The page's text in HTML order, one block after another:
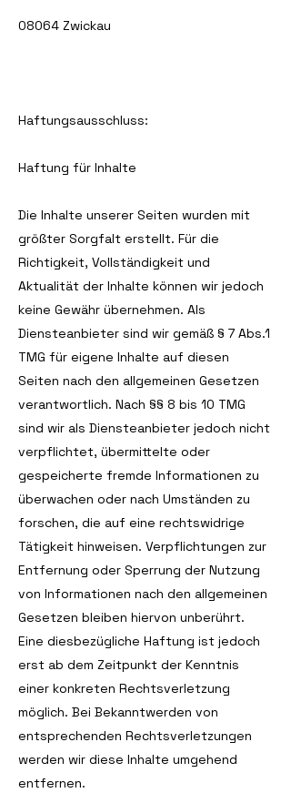
08064 Zwickau
Haftungsausschluss:
Haftung für Inhalte
Die Inhalte unserer Seiten wurden mit
größter Sorgfalt erstellt. Für die
Richtigkeit, Vollständigkeit und
Aktualität der Inhalte können wir jedoch
keine Gewähr übernehmen. Als
Diensteanbieter sind wir gemäß § 7 Abs.1
TMG für eigene Inhalte auf diesen
Seiten nach den allgemeinen Gesetzen
verantwortlich. Nach §§ 8 bis 10 TMG
sind wir als Diensteanbieter jedoch nicht
verpflichtet, übermittelte oder
gespeicherte fremde Informationen zu
überwachen oder nach Umständen zu
forschen, die auf eine rechtswidrige
Tätigkeit hinweisen. Verpflichtungen zur
Entfernung oder Sperrung der Nutzung
von Informationen nach den allgemeinen
Gesetzen bleiben hiervon unberührt.
Eine diesbezügliche Haftung ist jedoch
erst ab dem Zeitpunkt der Kenntnis
einer konkreten Rechtsverletzung
möglich. Bei Bekanntwerden von
entsprechenden Rechtsverletzungen
werden wir diese Inhalte umgehend
entfernen.